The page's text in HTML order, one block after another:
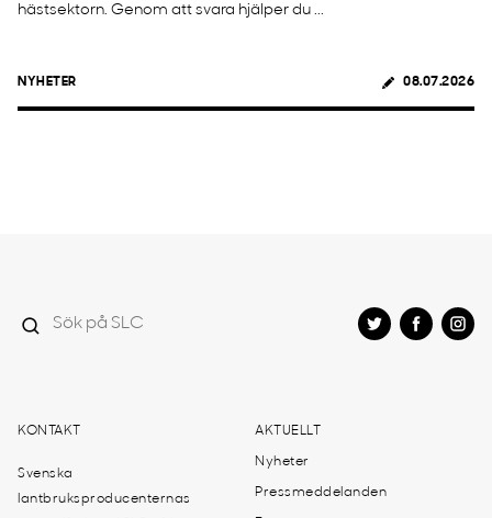
hästsektorn. Genom att svara hjälper du ...
NYHETER 08.07.2026
KONTAKT
Svenska
lantbruksproducenternas
AKTUELLT
Nyheter
Pressmeddelanden